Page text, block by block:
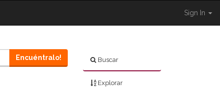
Sign In
Buscar
Explorar
Encuéntralo!